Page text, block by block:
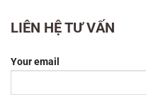
LIÊN HỆ TƯ VẤN
Your email